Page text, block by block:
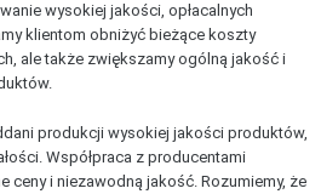
wysokiej jakości, opłacalnych
klientom obniżyć bieżące koszty
ale także zwiększamy ogólną jakość i
produkcji wysokiej jakości produktów,
Współpraca z producentami
ceny i niezawodną jakość. Rozumiemy, że